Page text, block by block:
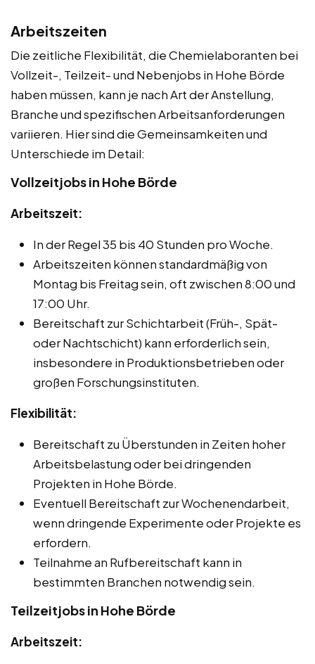
Arbeitszeiten
Die zeitliche Flexibilität, die Chemielaboranten bei
Vollzeit-, Teilzeit- und Nebenjobs in Hohe Börde
haben müssen, kann je nach Art der Anstellung,
Branche und spezifischen Arbeitsanforderungen
variieren. Hier sind die Gemeinsamkeiten und
Unterschiede im Detail:
Vollzeitjobs in Hohe Börde
Arbeitszeit:
In der Regel 35 bis 40 Stunden pro Woche.
Arbeitszeiten können standardmäßig von
Montag bis Freitag sein, oft zwischen 8:00 und
17:00 Uhr.
Bereitschaft zur Schichtarbeit (Früh-, Spät-
oder Nachtschicht) kann erforderlich sein,
insbesondere in Produktionsbetrieben oder
großen Forschungsinstituten.
Flexibilität:
Bereitschaft zu Überstunden in Zeiten hoher
Arbeitsbelastung oder bei dringenden
Projekten in Hohe Börde.
Eventuell Bereitschaft zur Wochenendarbeit,
wenn dringende Experimente oder Projekte es
erfordern.
Teilnahme an Rufbereitschaft kann in
bestimmten Branchen notwendig sein.
Teilzeitjobs in Hohe Börde
Arbeitszeit: